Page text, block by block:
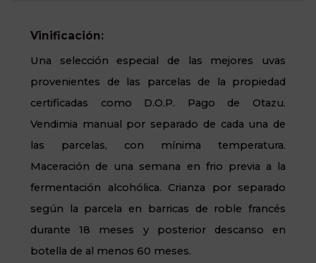
Vinificación:
Una selección especial de las mejores uvas
provenientes de las parcelas de la propiedad
certificadas como D.O.P. Pago de Otazu.
Vendimia manual por separado de cada una de
las parcelas, con mínima temperatura.
Maceración de una semana en frio previa a la
fermentación alcohólica. Crianza por separado
según la parcela en barricas de roble francés
durante 18 meses y posterior descanso en
botella de al menos 60 meses.